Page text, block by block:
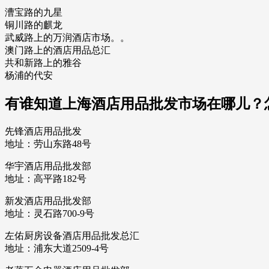
漕宝路的九星
铜川路的麒龙
武威路上的万润酒店市场。。
澳门路上的酒店用品总汇
共和新路上的雅谷
杨浦的代安
有谁知道上海酒店用品批发市场在哪儿？
先锋酒店用品批发
地址：劳山东路48号
华宇酒店用品批发部
地址：高平路182号
新发酒店用品批发部
地址：灵石路700-9号
左佑厨房设备酒店用品批发总汇
地址：浦东大道2509-4号